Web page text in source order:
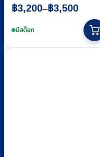
฿3,200–฿3,500
Price
range:
฿3,200
มีสต็อก
product